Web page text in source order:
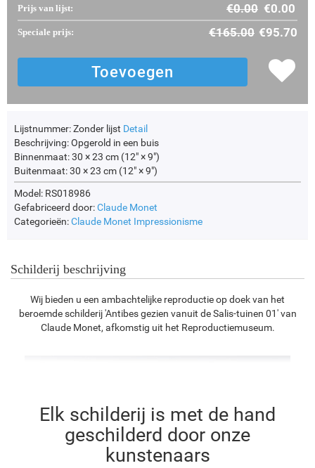
Prijs van lijst: €0.00 €0.00
Speciale prijs: €165.00 €95.70
Lijstnummer:Zonder lijst Detail
Beschrijving:Opgerold in een buis
Binnenmaat:30 × 23 cm (12" × 9")
Buitenmaat:30 × 23 cm (12" × 9")
Model: RS018986
Gefabriceerd door:Claude Monet
Categorieën:Claude Monet Impressionisme
Schilderij beschrijving
Wij bieden u een ambachtelijke reproductie op doek van het
beroemde schilderij 'Antibes gezien vanuit de Salis-tuinen 01' van
Claude Monet, afkomstig uit het Reproductiemuseum.
Elk schilderij is met de hand
geschilderd door onze
kunstenaars